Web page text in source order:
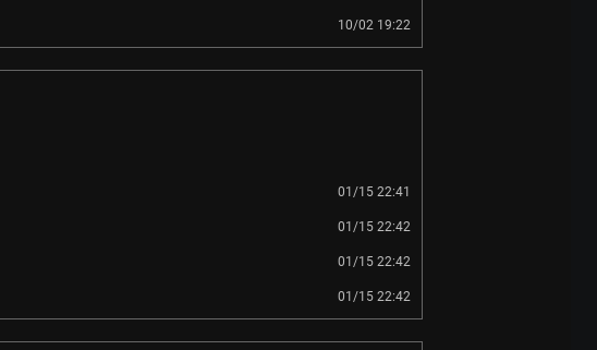
10/02 19:22
01/15 22:41
01/15 22:42
01/15 22:42
01/15 22:42